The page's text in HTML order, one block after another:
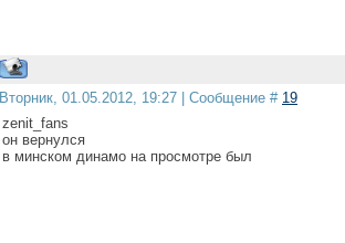
Вторник, 01.05.2012, 19:27 | Сообщение # 19
zenit_fans
он вернулся
в минском динамо на просмотре был